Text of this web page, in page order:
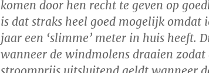
komen door hen recht te geven op
is dat straks heel goed mogelijk omdat
jaar een ‘slimme’ meter in huis heeft.
wanneer de windmolens draaien zodat